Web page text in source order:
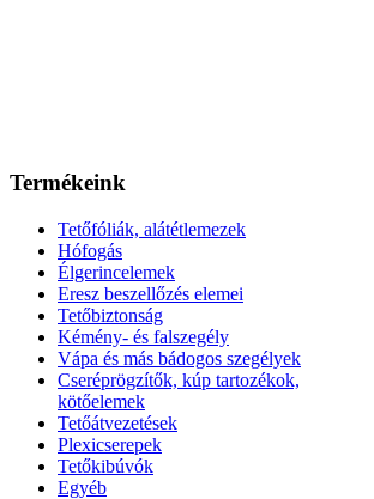
Termékeink
Tetőfóliák, alátétlemezek
Hófogás
Élgerincelemek
Eresz beszellőzés elemei
Tetőbiztonság
Kémény- és falszegély
Vápa és más bádogos szegélyek
Cseréprögzítők, kúp tartozékok,
kötőelemek
Tetőátvezetések
Plexicserepek
Tetőkibúvók
Egyéb